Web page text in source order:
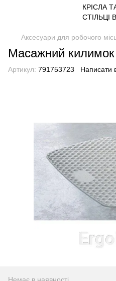
Аксесуари для робочого
Масажний
Артикул: 791753723 Написати
Немає в наявності